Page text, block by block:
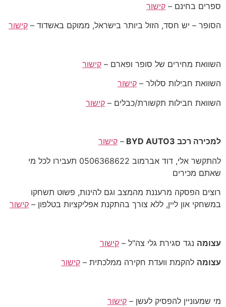
ספרים בחינם – קישור
הסופר – יש חסד, הזול ביותר בישראל, ממוקם באשדוד – קישור
השוואת מחירים של סופר ופארם – קישור
השוואת חבילות סלולר – קישור
השוואת חבילות תקשורת/כבלים – קישור
למכירה רכב BYD AUTO3 – קישור
להתקשר אלי, דוד אברמוב 0506368622 תעבירו לכל מי
שאתם מכירים
רוצים הפסקה מרעננת מהמצב וגם להינות, פשוט תשחקו
במשחקי און ליין, ללא צורך בהתקנת אפליקציות בטלפון – קישור
עצומה נגד סגירת גלי צה"ל – קישור
עצומה להקמת וועדת חקירה ממלכתית – קישור
מי שמעוניין להפסיק לעשן – קישור